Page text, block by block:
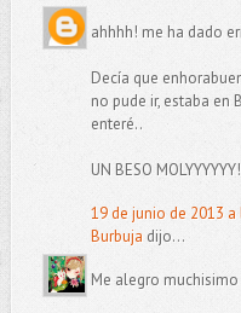
ahhhh! me ha dado
Decía que
no pude ir, estaba en
enteré..
UN BESO
19 de junio de 2013 a
Burbuja dijo...
Me alegro